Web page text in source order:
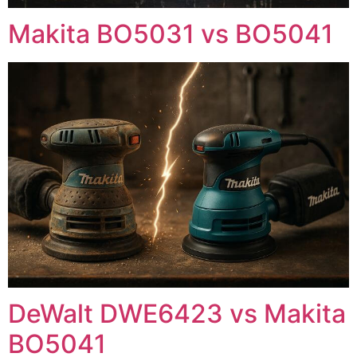
Makita BO5031 vs BO5041
DeWalt DWE6423 vs Makita
BO5041